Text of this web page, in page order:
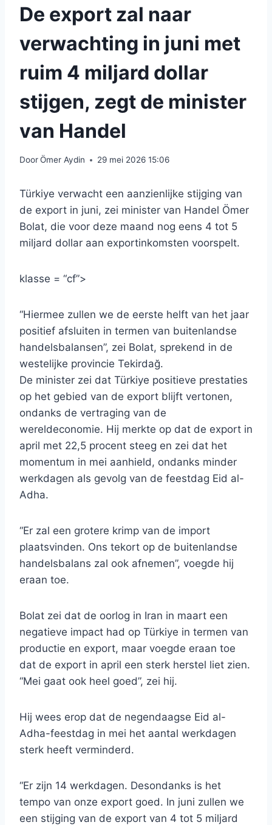
De export zal naar
verwachting in juni met
ruim 4 miljard dollar
stijgen, zegt de minister
van Handel
DoorÖmer Aydin 29 mei 2026 15:06
Türkiye verwacht een aanzienlijke stijging van
de export in juni, zei minister van Handel Ömer
Bolat, die voor deze maand nog eens 4 tot 5
miljard dollar aan exportinkomsten voorspelt.
klasse = “cf”>
“Hiermee zullen we de eerste helft van het jaar
positief afsluiten in termen van buitenlandse
handelsbalansen”, zei Bolat, sprekend in de
westelijke provincie Tekirdağ.
De minister zei dat Türkiye positieve prestaties
op het gebied van de export blijft vertonen,
ondanks de vertraging van de
wereldeconomie. Hij merkte op dat de export in
april met 22,5 procent steeg en zei dat het
momentum in mei aanhield, ondanks minder
werkdagen als gevolg van de feestdag Eid al-
Adha.
“Er zal een grotere krimp van de import
plaatsvinden. Ons tekort op de buitenlandse
handelsbalans zal ook afnemen”, voegde hij
eraan toe.
Bolat zei dat de oorlog in Iran in maart een
negatieve impact had op Türkiye in termen van
productie en export, maar voegde eraan toe
dat de export in april een sterk herstel liet zien.
“Mei gaat ook heel goed”, zei hij.
Hij wees erop dat de negendaagse Eid al-
Adha-feestdag in mei het aantal werkdagen
sterk heeft verminderd.
“Er zijn 14 werkdagen. Desondanks is het
tempo van onze export goed. In juni zullen we
een stijging van de export van 4 tot 5 miljard